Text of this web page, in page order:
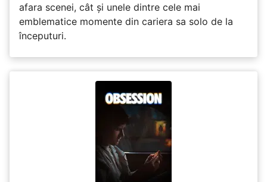
afara scenei, cât și unele dintre cele mai
emblematice momente din cariera sa solo de la
începuturi.